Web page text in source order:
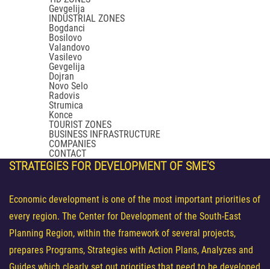
Gevgelija
INDUSTRIAL ZONES
Bogdanci
Bosilovo
Valandovo
Vasilevo
Gevgelija
Dojran
Novo Selo
Radovis
Strumica
Konce
TOURIST ZONES
BUSINESS INFRASTRUCTURE
COMPANIES
CONTACT
STRATEGIESFOR DEVELOPMENT OF SME'S
Economic development is one of the most important priorities of
every region. The Center for Development of the South-East
Planning Region, within the framework of several projects,
prepares Programs, Strategies with Action Plans, Analyzes and